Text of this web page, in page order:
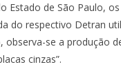
Estado de São Paulo,
do respectivo Detran
se a produção
cinzas”.